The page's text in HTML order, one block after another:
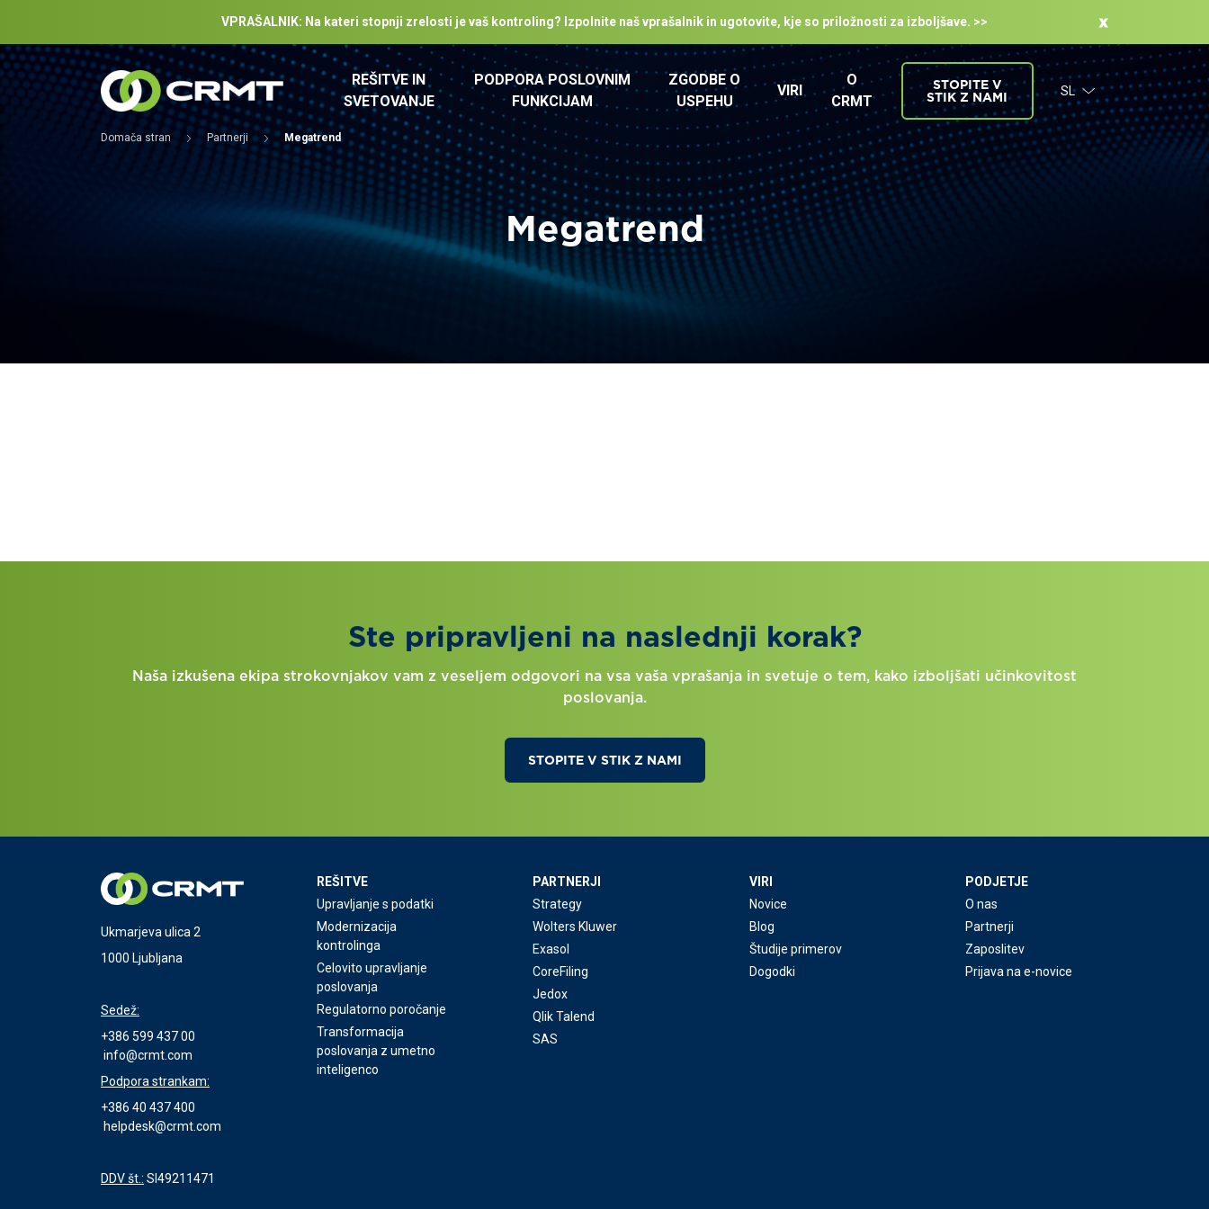
VPRAŠALNIK: Na kateri stopnji zrelosti je vaš kontroling? Izpolnite naš vprašalnik in ugotovite, kje so priložnosti za izboljšave. >>
REŠITVE IN
SVETOVANJE
PODPORA POSLOVNIM
FUNKCIJAM
ZGODBE O
USPEHU
VIRI
O
CRMT
STOPITE V
STIK Z NAMI
SL
Domača stran Partnerji Megatrend
Megatrend
Ste pripravljeni na naslednji korak?
Naša izkušena ekipa strokovnjakov vam z veseljem odgovori na vsa vaša vprašanja in svetuje o tem, kako izboljšati učinkovitost
poslovanja.
STOPITE V STIK Z NAMI
Ukmarjeva ulica 2
1000 Ljubljana
Sedež:
+386 599 437 00
info@crmt.com
Podpora strankam:
+386 40 437 400
helpdesk@crmt.com
DDV št.: SI49211471
REŠITVE
Upravljanje s podatki
Modernizacija
kontrolinga
Celovito upravljanje
poslovanja
Regulatorno poročanje
Transformacija
poslovanja z umetno
inteligenco
PARTNERJI
Strategy
Wolters Kluwer
Exasol
CoreFiling
Jedox
Qlik Talend
SAS
VIRI
Novice
Blog
Študije primerov
Dogodki
PODJETJE
O nas
Partnerji
Zaposlitev
Prijava na e-novice